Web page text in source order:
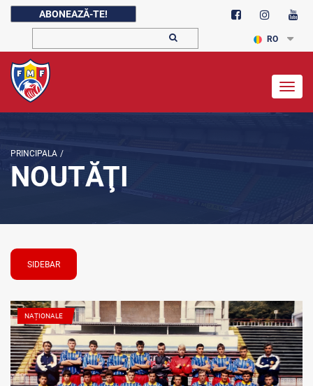
ABONEAZĂ-TE!
RO
PRINCIPALA /
NOUTĂŢI
SIDEBAR
NAȚIONALE